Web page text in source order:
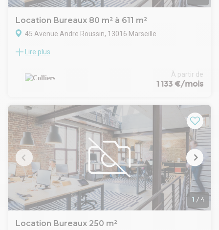
Location Bureaux 80 m² à 611 m²
45 Avenue Andre Roussin, 13016 Marseille
A proximité immédiate de l'autoroute A55, dans un
des bureaux de 611 m² divisibles à partir de 80 m².
Disponibilité : Immédiate.
Lire plus
À partir de
1 133 €/mois
1 / 4
Location Bureaux 250 m²